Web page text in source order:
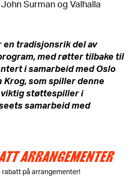
Surman og Valhalla
en tradisjonsrik del av
med røtter tilbake til
i samarbeid med Oslo
Krog, som spiller denne
viktig støttespiller i
samarbeid med
ARRANGEMENTER
rabatt på arrangementer!